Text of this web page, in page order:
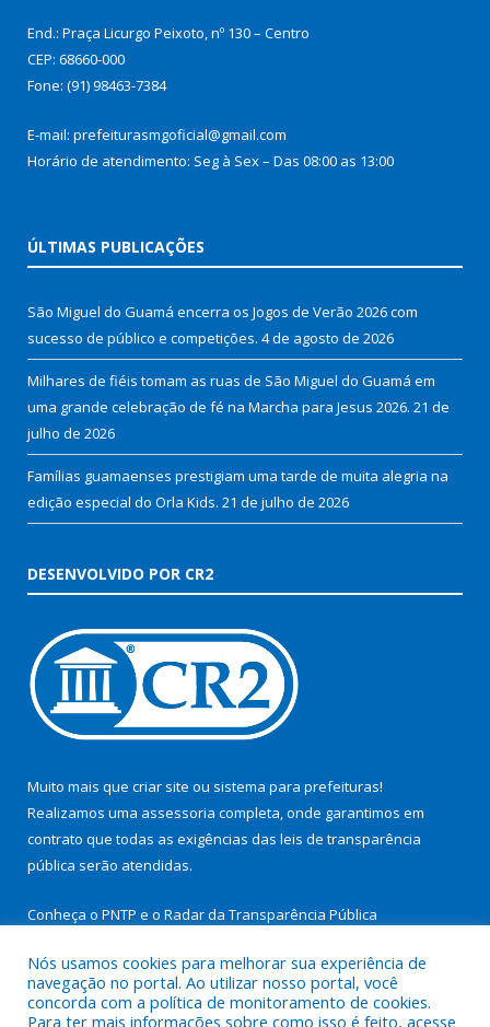
End.: Praça Licurgo Peixoto, nº 130 – Centro
CEP: 68660-000
Fone: (91) 98463-7384
E-mail: prefeiturasmgoficial@gmail.com
Horário de atendimento: Seg à Sex – Das 08:00 as 13:00
ÚLTIMAS PUBLICAÇÕES
São Miguel do Guamá encerra os Jogos de Verão 2026 com
sucesso de público e competições. 4 de agosto de 2026
Milhares de fiéis tomam as ruas de São Miguel do Guamá em
uma grande celebração de fé na Marcha para Jesus 2026. 21 de
julho de 2026
Famílias guamaenses prestigiam uma tarde de muita alegria na
edição especial do Orla Kids. 21 de julho de 2026
DESENVOLVIDO POR CR2
Muito mais que criar site ou sistema para prefeituras!
Realizamos uma assessoria completa, onde garantimos em
contrato que todas as exigências das leis de transparência
pública serão atendidas.
Conheça o PNTP e o Radar da Transparência Pública
Nós usamos cookies para melhorar sua experiência de
navegação no portal. Ao utilizar nosso portal, você
concorda com a política de monitoramento de cookies.
Para ter mais informações sobre como isso é feito, acesse